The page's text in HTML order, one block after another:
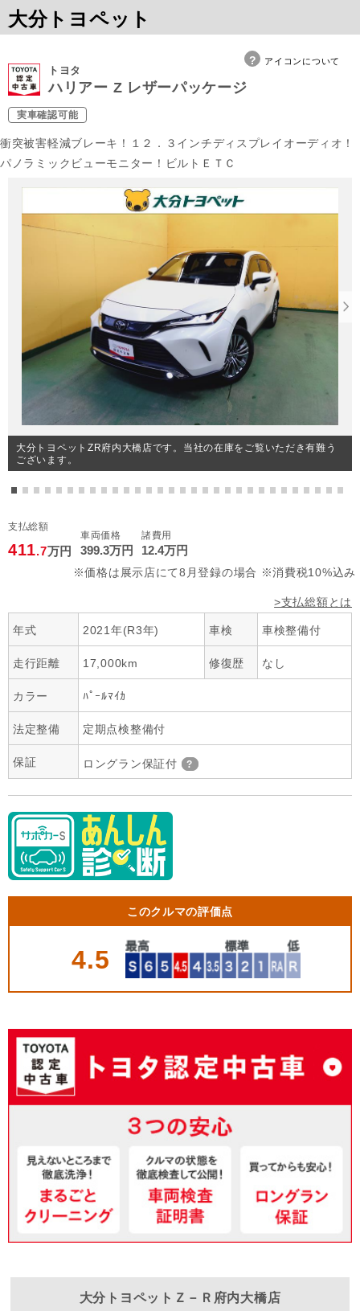
大分トヨペット
アイコンについて
トヨタ
ハリアー Z レザーパッケージ
実車確認可能
衝突被害軽減ブレーキ！１２．３インチディスプレイオーディオ！
パノラミックビューモニター！ビルトＥＴＣ
大分トヨペットZR府内大橋店です。当社の在庫をご覧いただき有難う
ございます。
支払総額
411.7万円
車両価格
399.3万円
諸費用
12.4万円
※価格は展示店にて8月登録の場合 ※消費税10%込み
>支払総額とは
年式 2021年(R3年) 車検 車検整備付
走行距離 17,000km 修復歴 なし
カラー ﾊﾟｰﾙﾏｲｶ
法定整備 定期点検整備付
保証 ロングラン保証付
このクルマの評価点
4.5
大分トヨペット Ｚ－Ｒ府内大橋店